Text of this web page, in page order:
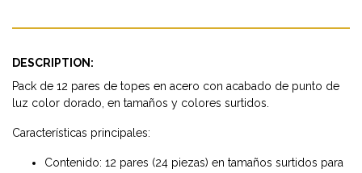
DESCRIPTION:
Pack de 12 pares de topes en acero con acabado de punto de
luz color dorado, en tamaños y colores surtidos.
Características principales:
Contenido: 12 pares (24 piezas) en tamaños surtidos para